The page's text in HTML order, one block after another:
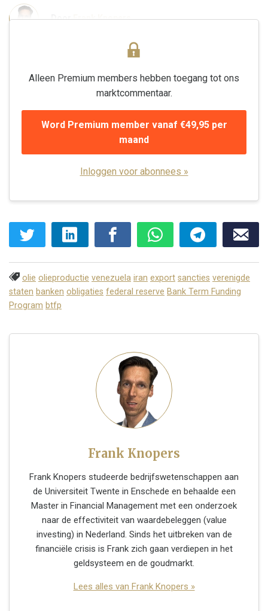
DoorFrank Knopers
Alleen Premium members hebben toegang tot ons
marktcommentaar.
Word Premium member vanaf €49,95 per
maand
Inloggen voor abonnees »
olie olieproductie venezuela iran export sancties verenigde
staten banken obligaties federal reserve Bank Term Funding
Program btfp
Frank Knopers
Frank Knopers studeerde bedrijfswetenschappen aan
de Universiteit Twente in Enschede en behaalde een
Master in Financial Management met een onderzoek
naar de effectiviteit van waardebeleggen (value
investing) in Nederland. Sinds het uitbreken van de
financiële crisis is Frank zich gaan verdiepen in het
geldsysteem en de goudmarkt.
Lees alles van Frank Knopers »